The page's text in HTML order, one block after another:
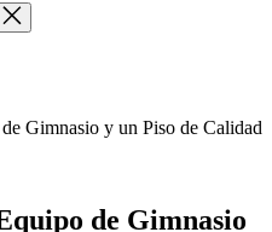
Gimnasio y un Piso de Calidad
de Gimnasio